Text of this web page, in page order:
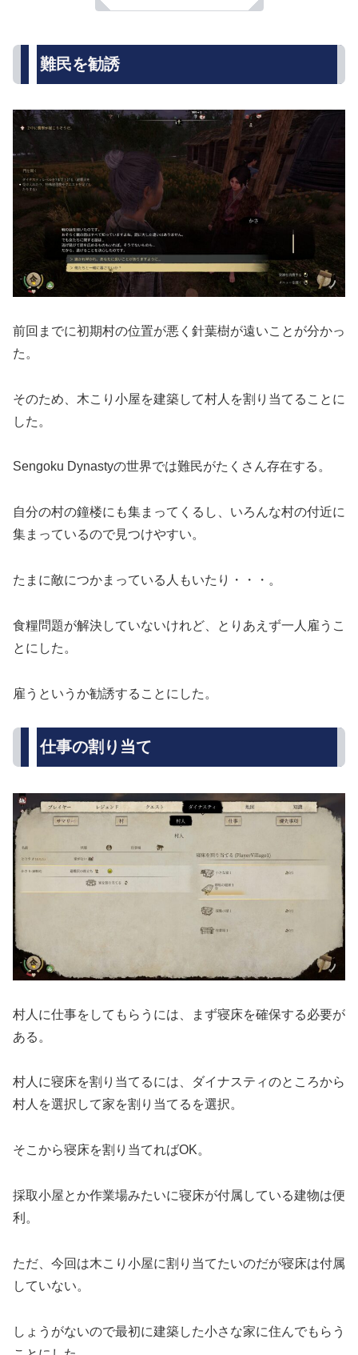
難民を勧誘
前回までに初期村の位置が悪く針葉樹が遠いことが分かっ
た。
そのため、木こり小屋を建築して村人を割り当てることに
した。
Sengoku Dynastyの世界では難民がたくさん存在する。
自分の村の鐘楼にも集まってくるし、いろんな村の付近に
集まっているので見つけやすい。
たまに敵につかまっている人もいたり・・・。
食糧問題が解決していないけれど、とりあえず一人雇うこ
とにした。
雇うというか勧誘することにした。
仕事の割り当て
村人に仕事をしてもらうには、まず寝床を確保する必要が
ある。
村人に寝床を割り当てるには、ダイナスティのところから
村人を選択して家を割り当てるを選択。
そこから寝床を割り当てればOK。
採取小屋とか作業場みたいに寝床が付属している建物は便
利。
ただ、今回は木こり小屋に割り当てたいのだが寝床は付属
していない。
しょうがないので最初に建築した小さな家に住んでもらう